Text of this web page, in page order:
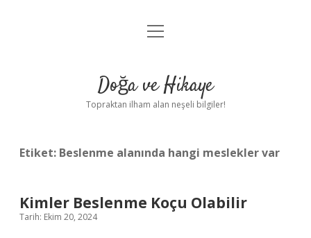
Anasayfa
Yasal Uyarı
menüyü
Doğa ve Hikaye
Topraktan ilham alan neşeli bilgiler!
Etiket: Beslenme alanında hangi meslekler var
Kimler Beslenme Koçu Olabilir
Tarih: Ekim 20, 2024